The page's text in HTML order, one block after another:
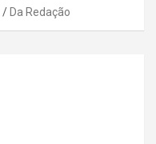
Da Redação